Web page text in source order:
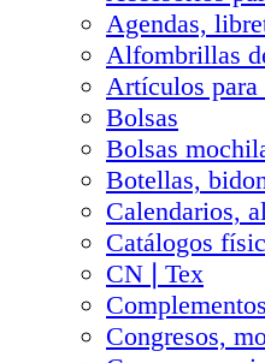
Agendas,
Alfombrillas
Artículos
Bolsas
Bolsas
Botellas,
Calendarios,
Catálogos
CN❘Tex
Congresos,